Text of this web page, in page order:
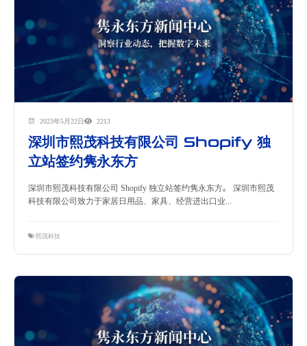
2023年5月22日 2213
深圳市熙茂科技有限公司 Shopify 独
立站签约隽永东方
深圳市熙茂科技有限公司 Shopify 独立站签约隽永东方。 深圳市熙茂
科技有限公司致力于家居日用品、家具、经营进出口业...
熙茂科技